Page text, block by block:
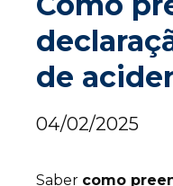
de
04/02/2025
Saber como